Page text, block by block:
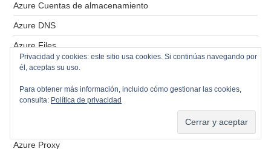
Azure Cuentas de almacenamiento
Azure DNS
Azure Files
Azure Grupo de recursos
Azure Key Vault
Azure Networking
Azure Proxy
Privacidad y cookies: este sitio usa cookies. Si continúas navegando por
él, aceptas su uso.
Para obtener más información, incluido cómo gestionar las cookies,
consulta: Política de privacidad